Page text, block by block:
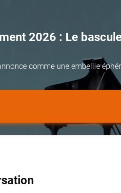
2026 : Le
comme une embellie